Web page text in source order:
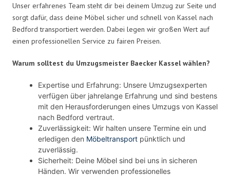
Unser erfahrenes Team steht dir bei deinem Umzug zur Seite und
sorgt dafür, dass deine Möbel sicher und schnell von Kassel nach
Bedford transportiert werden. Dabei legen wir großen Wert auf
einen professionellen Service zu fairen Preisen.
Warum solltest du Umzugsmeister Baecker Kassel wählen?
Expertise und Erfahrung: Unsere Umzugsexperten
verfügen über jahrelange Erfahrung und sind bestens
mit den Herausforderungen eines Umzugs von Kassel
nach Bedford vertraut.
Zuverlässigkeit: Wir halten unsere Termine ein und
erledigen den Möbeltransport pünktlich und
zuverlässig.
Sicherheit: Deine Möbel sind bei uns in sicheren
Händen. Wir verwenden professionelles